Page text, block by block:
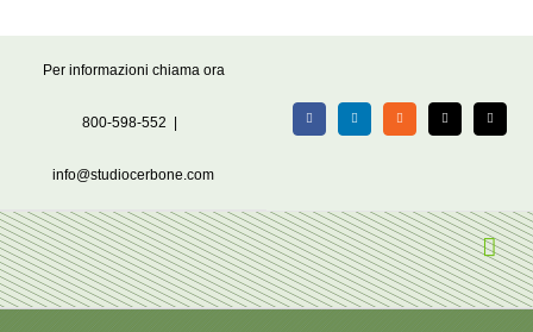
Per informazioni chiama ora
800-598-552
info@studiocerbone.com
FacebookLinkedIn Rss X Email